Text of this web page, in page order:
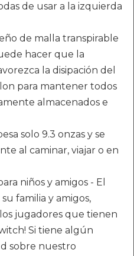
de usar a la izquierda
de malla transpirable
hacer que la
la disipación del
para mantener todos
almacenados e
solo 9.3 onzas y se
al caminar, viajar o en
niños y amigos - El
familia y amigos,
jugadores que tienen
Si tiene algún
sobre nuestro